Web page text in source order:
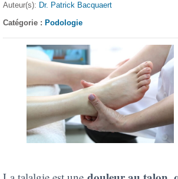
Auteur(s): Dr. Patrick Bacquaert
Catégorie : Podologie